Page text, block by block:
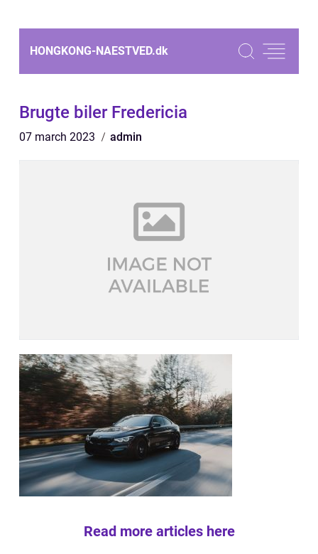
HONGKONG-NAESTVED.dk
Brugte biler Fredericia
07 march 2023 admin
Read more articles here